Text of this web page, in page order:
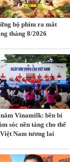
bộ phim ra mắt
tháng 8/2026
Vinamilk: bền bỉ
sóc nền tảng cho thế
Nam tương lai